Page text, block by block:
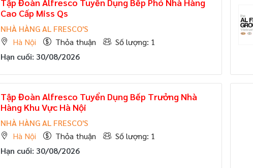
Cao Cấp Miss Qs
NHÀ HÀNG AL FRESCO'S
Hà Nội
Thỏa thuận
Số lượng: 1
Hạn cuối: 30/08/2026
Tập Đoàn Alfresco Tuyển Dụng Bếp Trưởng Nhà
Hàng Khu Vực Hà Nội
NHÀ HÀNG AL FRESCO'S
Hà Nội
Thỏa thuận
Số lượng: 1
Hạn cuối: 30/08/2026